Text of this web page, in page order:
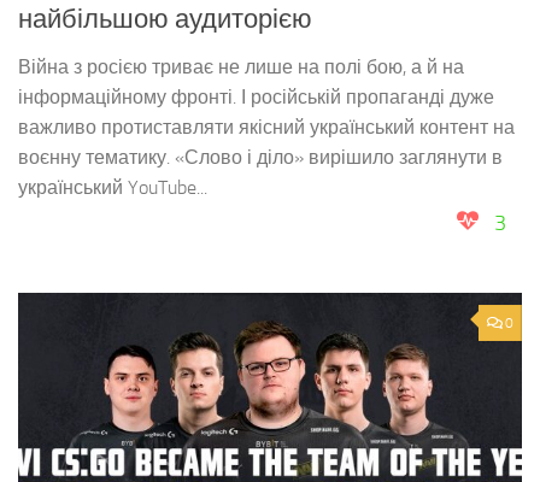
найбільшою аудиторією
Війна з росією триває не лише на полі бою, а й на
інформаційному фронті. І російській пропаганді дуже
важливо протиставляти якісний український контент на
воєнну тематику. «Слово і діло» вирішило заглянути в
український YouTube...
3
0